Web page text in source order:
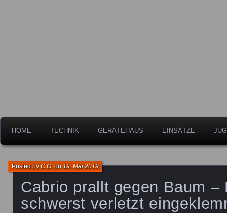
HOME TECHNIK GERÄTEHAUS EINSÄTZE
Cabrio prallt gegen Baum –
schwerst verletzt
Posted byC.G. on19. Mai 2019